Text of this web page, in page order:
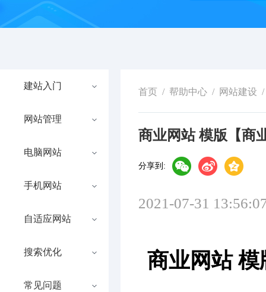
建站入门
网站管理
电脑网站
手机网站
自适应网站
搜索优化
常见问题
首页 / 帮助中心 / 网站建设 /
商业网站 模版【商
分享到:
2021-07-31
商业网站